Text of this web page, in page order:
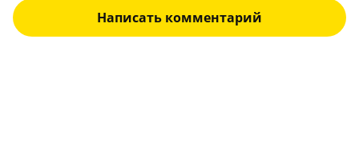
Написать комментарий